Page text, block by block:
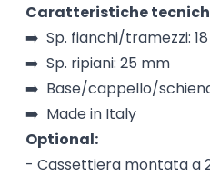
Caratteristiche
➡️ Sp. fianchi/tramezzi:
➡️ Sp. ripiani: 25 mm
➡️ Base/cappello/
➡️ Made in Italy
Optional:
- Cassettiera montata a